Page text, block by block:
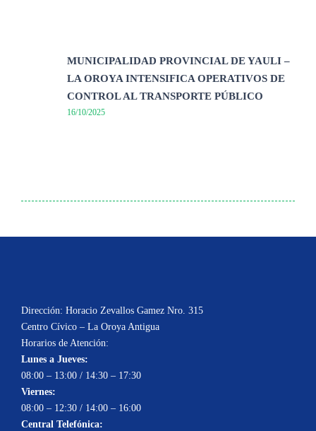
MUNICIPALIDAD PROVINCIAL DE YAULI –
LA OROYA INTENSIFICA OPERATIVOS DE
CONTROL AL TRANSPORTE PÚBLICO
16/10/2025
Dirección: Horacio Zevallos Gamez Nro. 315
Centro Cívico – La Oroya Antigua
Horarios de Atención:
Lunes a Jueves:
08:00 – 13:00 / 14:30 – 17:30
Viernes:
08:00 – 12:30 / 14:00 – 16:00
Central Telefónica: